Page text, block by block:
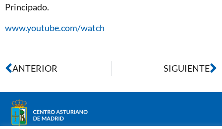
Principado.
www.youtube.com/watch
ANTERIOR SIGUIENTE